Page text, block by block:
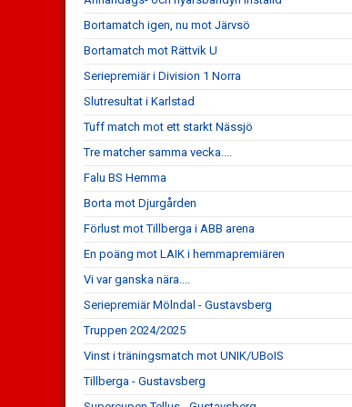
Bortamatch igen, nu mot Järvsö
Bortamatch mot Rättvik U
Seriepremiär i Division 1 Norra
Slutresultat i Karlstad
Tuff match mot ett starkt Nässjö
Tre matcher samma vecka....
Falu BS Hemma
Borta mot Djurgården
Förlust mot Tillberga i ABB arena
En poäng mot LAIK i hemmapremiären
Vi var ganska nära....
Seriepremiär Mölndal - Gustavsberg
Truppen 2024/2025
Vinst i träningsmatch mot UNIK/UBoIS
Tillberga - Gustavsberg